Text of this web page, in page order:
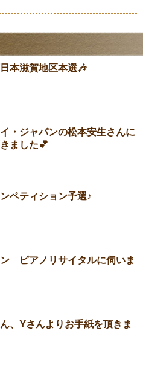
本滋賀地区本選🎶
・ジャパンの松本安生さんに
ました💕
ペティション予選♪
ピアノリサイタルに伺いま
、Yさんよりお手紙を頂きま